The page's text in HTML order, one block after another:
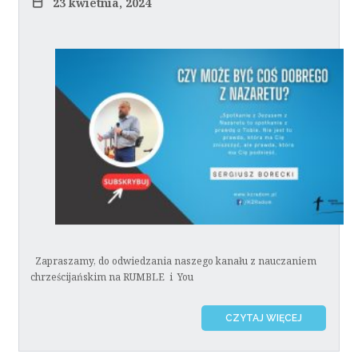
Zapraszamy, do odwiedzania naszego kanału z nauczaniem
chrześcijańskim na RUMBLE i You
CZYTAJ WIĘCEJ